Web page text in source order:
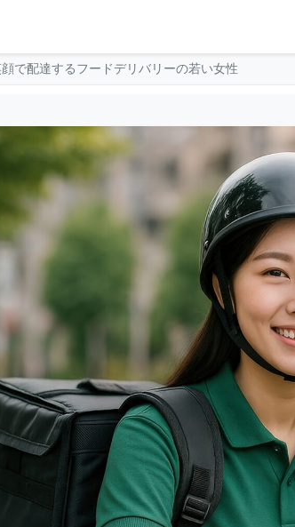
で配達するフードデリバリーの若い女性